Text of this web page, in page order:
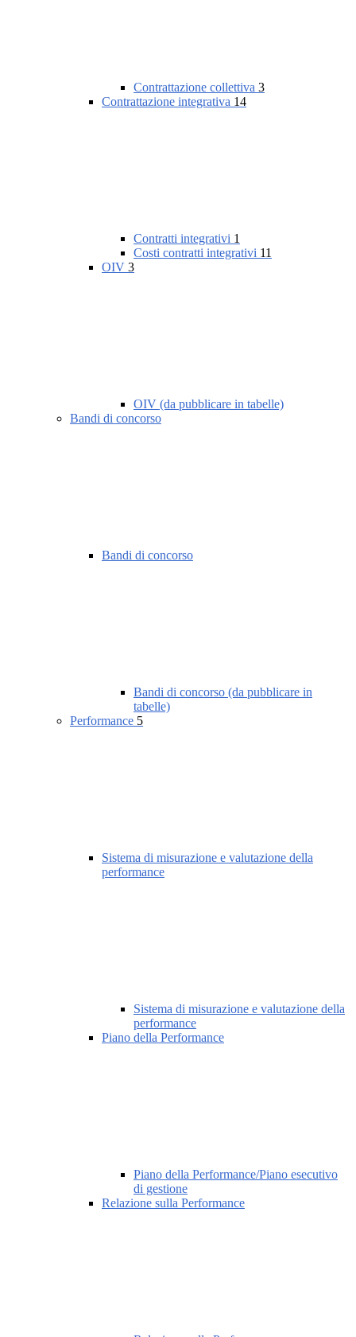
Contrattazione collettiva 3
Contrattazione integrativa 14
Contratti integrativi 1
Costi contratti integrativi 11
OIV 3
OIV (da pubblicare in tabelle)
Bandi di concorso
Bandi di concorso
Bandi di concorso (da pubblicare in
tabelle)
Performance 5
Sistema di misurazione e valutazione della
performance
Sistema di misurazione e valutazione della
performance
Piano della Performance
Piano della Performance/Piano esecutivo
di gestione
Relazione sulla Performance